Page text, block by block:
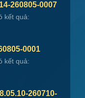
260805-0007
kết quả:
0001
kết quả:
260710-